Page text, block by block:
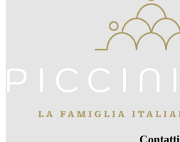
Contatti